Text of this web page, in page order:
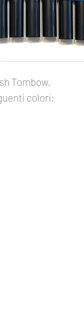
Tombow,
colori: